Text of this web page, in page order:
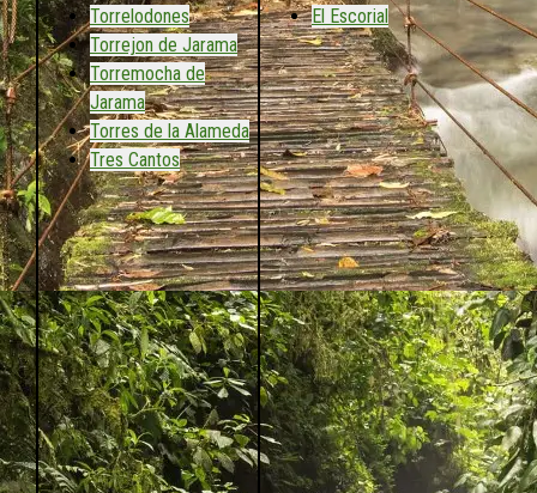
Torrelodones
Torrejon de Jarama
Torremocha de
Jarama
Torres de la Alameda
Tres Cantos
El Escorial